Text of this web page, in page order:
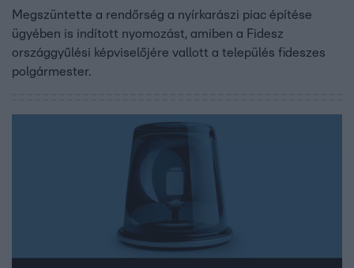
Megszüntette a rendőrség a nyírkarászi piac építése
ügyében is indított nyomozást, amiben a Fidesz
országgyűlési képviselőjére vallott a település fideszes
polgármester.